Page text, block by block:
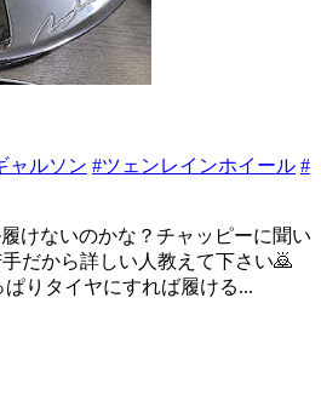
ャルソン #ツェンレインホイール #
けないのかな？チャッピーに聞い
だから詳しい人教えて下さい🙇
りタイヤにすれば履ける...